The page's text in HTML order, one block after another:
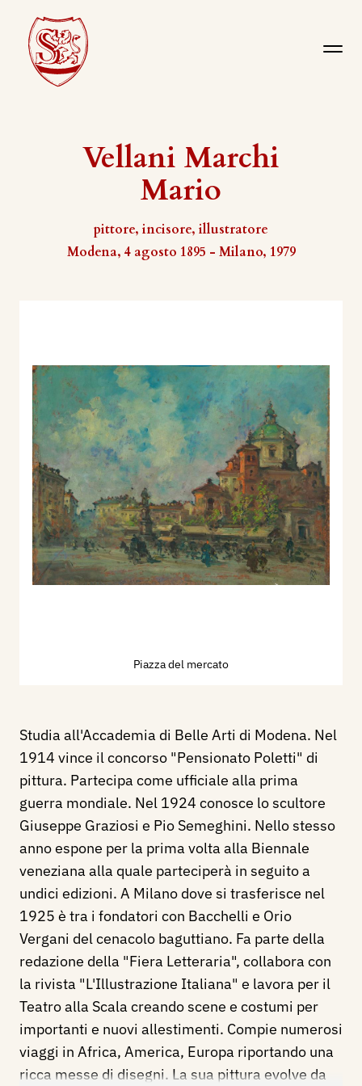
Vellani Marchi
Mario
pittore, incisore, illustratore
Modena, 4 agosto 1895 - Milano, 1979
Piazza del mercato
Studia all'Accademia di Belle Arti di Modena. Nel
1914 vince il concorso "Pensionato Poletti" di
pittura. Partecipa come ufficiale alla prima
guerra mondiale. Nel 1924 conosce lo scultore
Giuseppe Graziosi e Pio Semeghini. Nello stesso
anno espone per la prima volta alla Biennale
veneziana alla quale parteciperà in seguito a
undici edizioni. A Milano dove si trasferisce nel
1925 è tra i fondatori con Bacchelli e Orio
Vergani del cenacolo baguttiano. Fa parte della
redazione della "Fiera Letteraria", collabora con
la rivista "L'Illustrazione Italiana" e lavora per il
Teatro alla Scala creando scene e costumi per
importanti e nuovi allestimenti. Compie numerosi
viaggi in Africa, America, Europa riportando una
ricca messe di disegni. La sua pittura evolve da